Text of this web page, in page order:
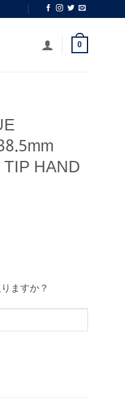
0
HAND
ますか？